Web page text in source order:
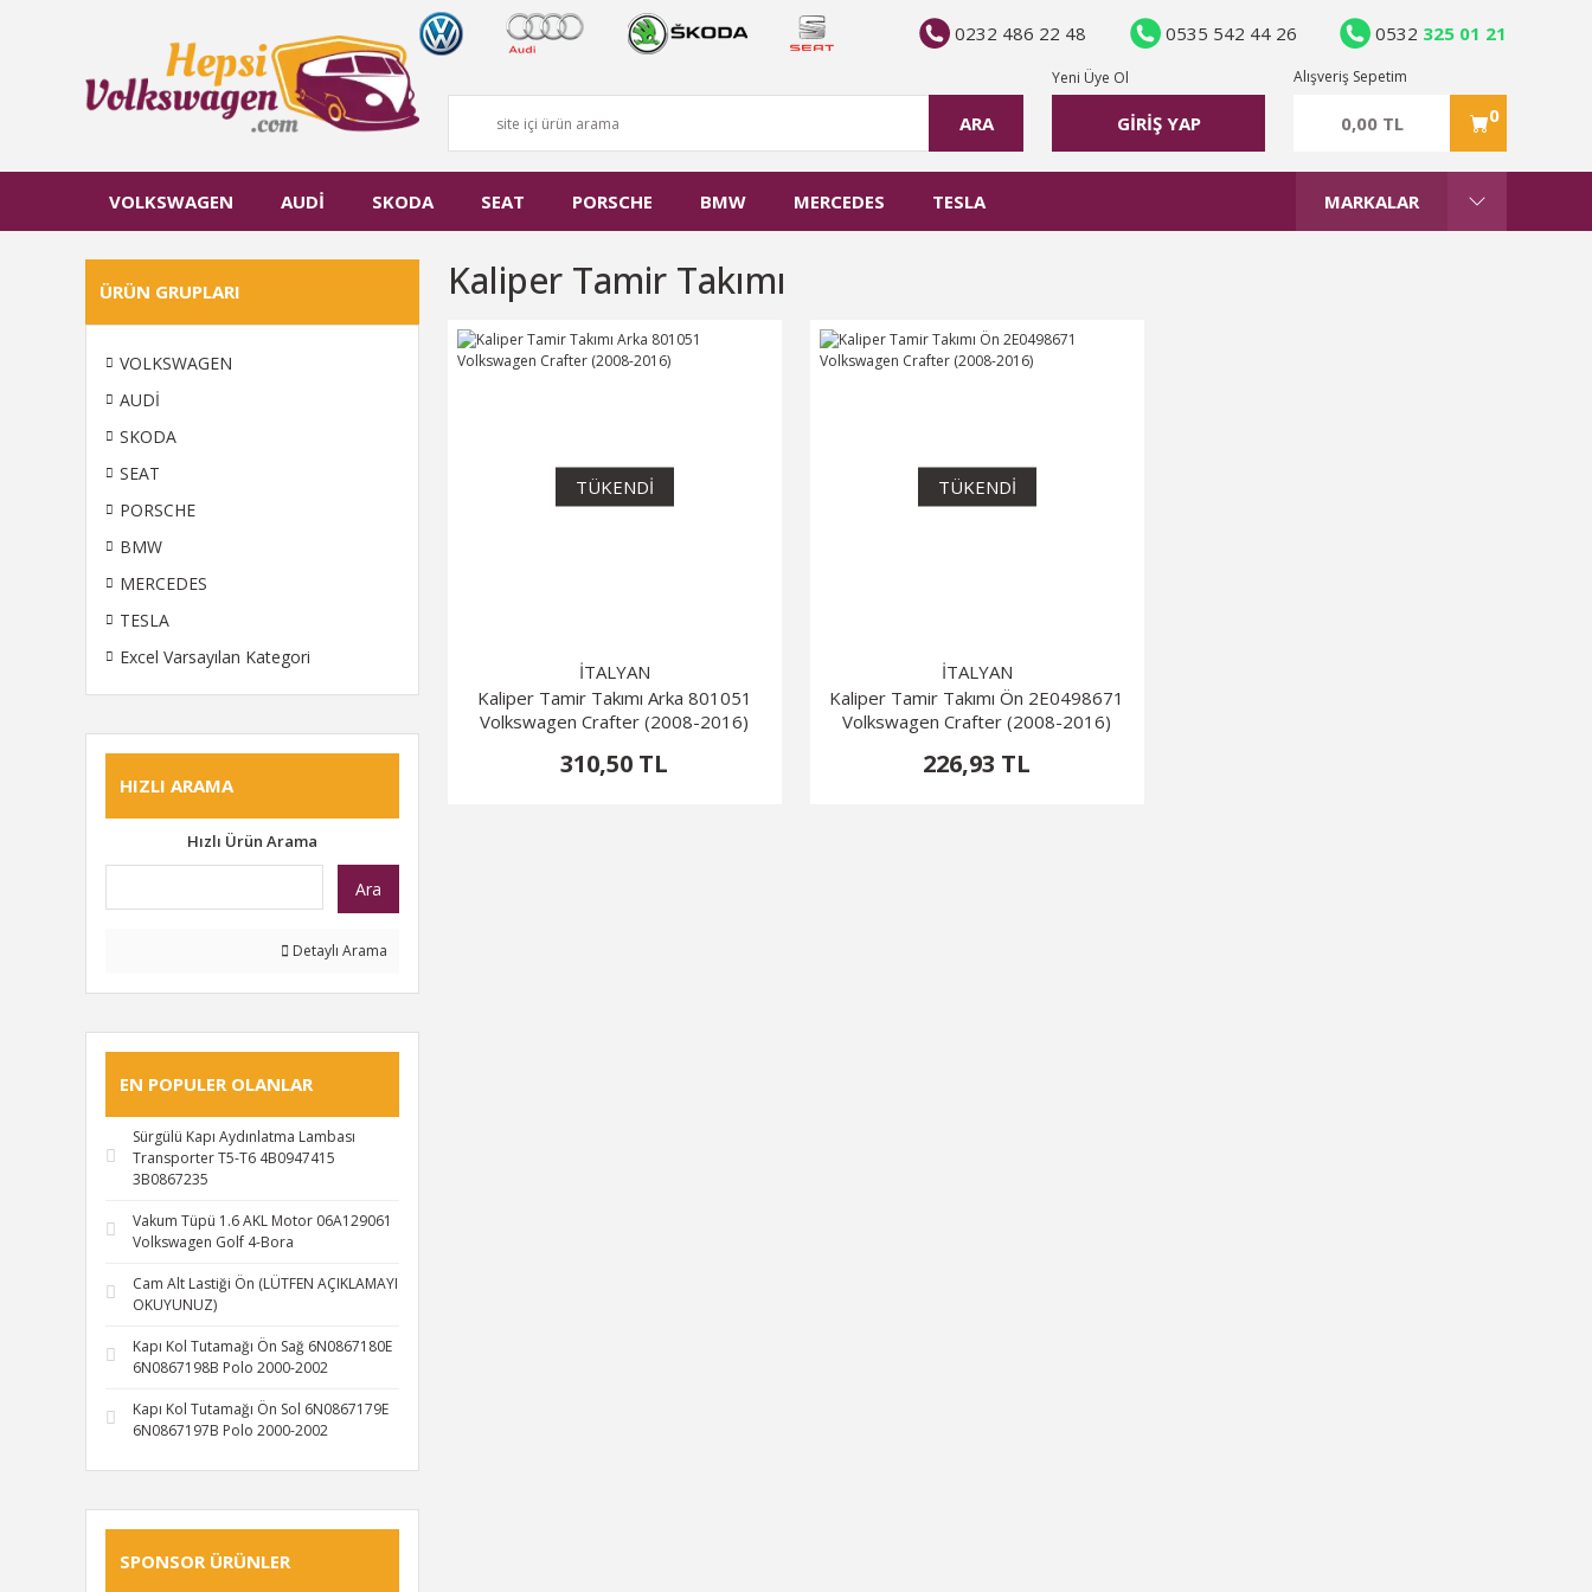
ARA GİRİŞ YAP
Yeni Üye Ol
0,00 TL 0
Alışveriş Sepetim
0232 486 22 48 0535 542 44 26 0532 325 01 21
VOLKSWAGEN AUDİ SKODA SEAT PORSCHE BMW MERCEDES TESLA MARKALAR
ÜRÜN GRUPLARI
VOLKSWAGEN
AUDİ
SKODA
SEAT
PORSCHE
BMW
MERCEDES
TESLA
Excel Varsayılan Kategori
HIZLI ARAMA
Hızlı Ürün Arama
Ara
Detaylı Arama
EN POPULER OLANLAR
Sürgülü Kapı Aydınlatma Lambası
Transporter T5-T6 4B0947415
3B0867235
Vakum Tüpü 1.6 AKL Motor 06A129061
Volkswagen Golf 4-Bora
Cam Alt Lastiği Ön (LÜTFEN AÇIKLAMAYI
OKUYUNUZ)
Kapı Kol Tutamağı Ön Sağ 6N0867180E
6N0867198B Polo 2000-2002
Kapı Kol Tutamağı Ön Sol 6N0867179E
6N0867197B Polo 2000-2002
SPONSOR ÜRÜNLER
Kaliper Tamir Takımı
TÜKENDİ
İTALYAN
Kaliper Tamir Takımı Arka 801051
Volkswagen Crafter (2008-2016)
310,50 TL
TÜKENDİ
İTALYAN
Kaliper Tamir Takımı Ön 2E0498671
Volkswagen Crafter (2008-2016)
226,93 TL